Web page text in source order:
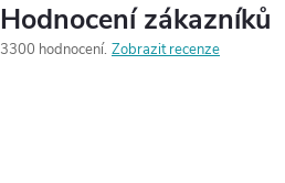
Hodnocení zákazníků
3300 hodnocení Zobrazit recenze